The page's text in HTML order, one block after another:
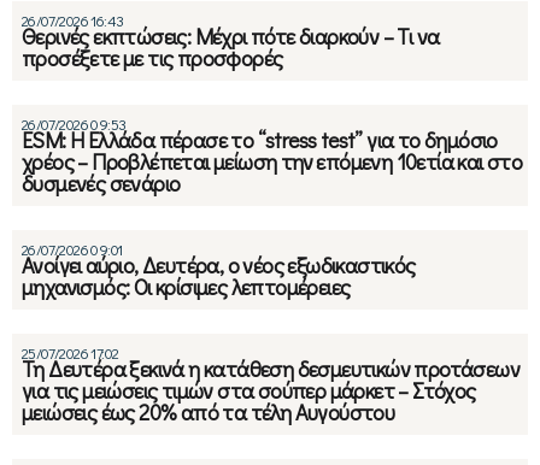
26/07/2026 16:43
Θερινές εκπτώσεις: Μέχρι πότε διαρκούν – Τι να
προσέξετε με τις προσφορές
26/07/2026 09:53
ESM: Η Ελλάδα πέρασε το “stress test” για το δημόσιο
χρέος – Προβλέπεται μείωση την επόμενη 10ετία και στο
δυσμενές σενάριο
26/07/2026 09:01
Ανοίγει αύριο, Δευτέρα, ο νέος εξωδικαστικός
μηχανισμός: Οι κρίσιμες λεπτομέρειες
25/07/2026 17:02
Τη Δευτέρα ξεκινά η κατάθεση δεσμευτικών προτάσεων
για τις μειώσεις τιμών στα σούπερ μάρκετ – Στόχος
μειώσεις έως 20% από τα τέλη Αυγούστου